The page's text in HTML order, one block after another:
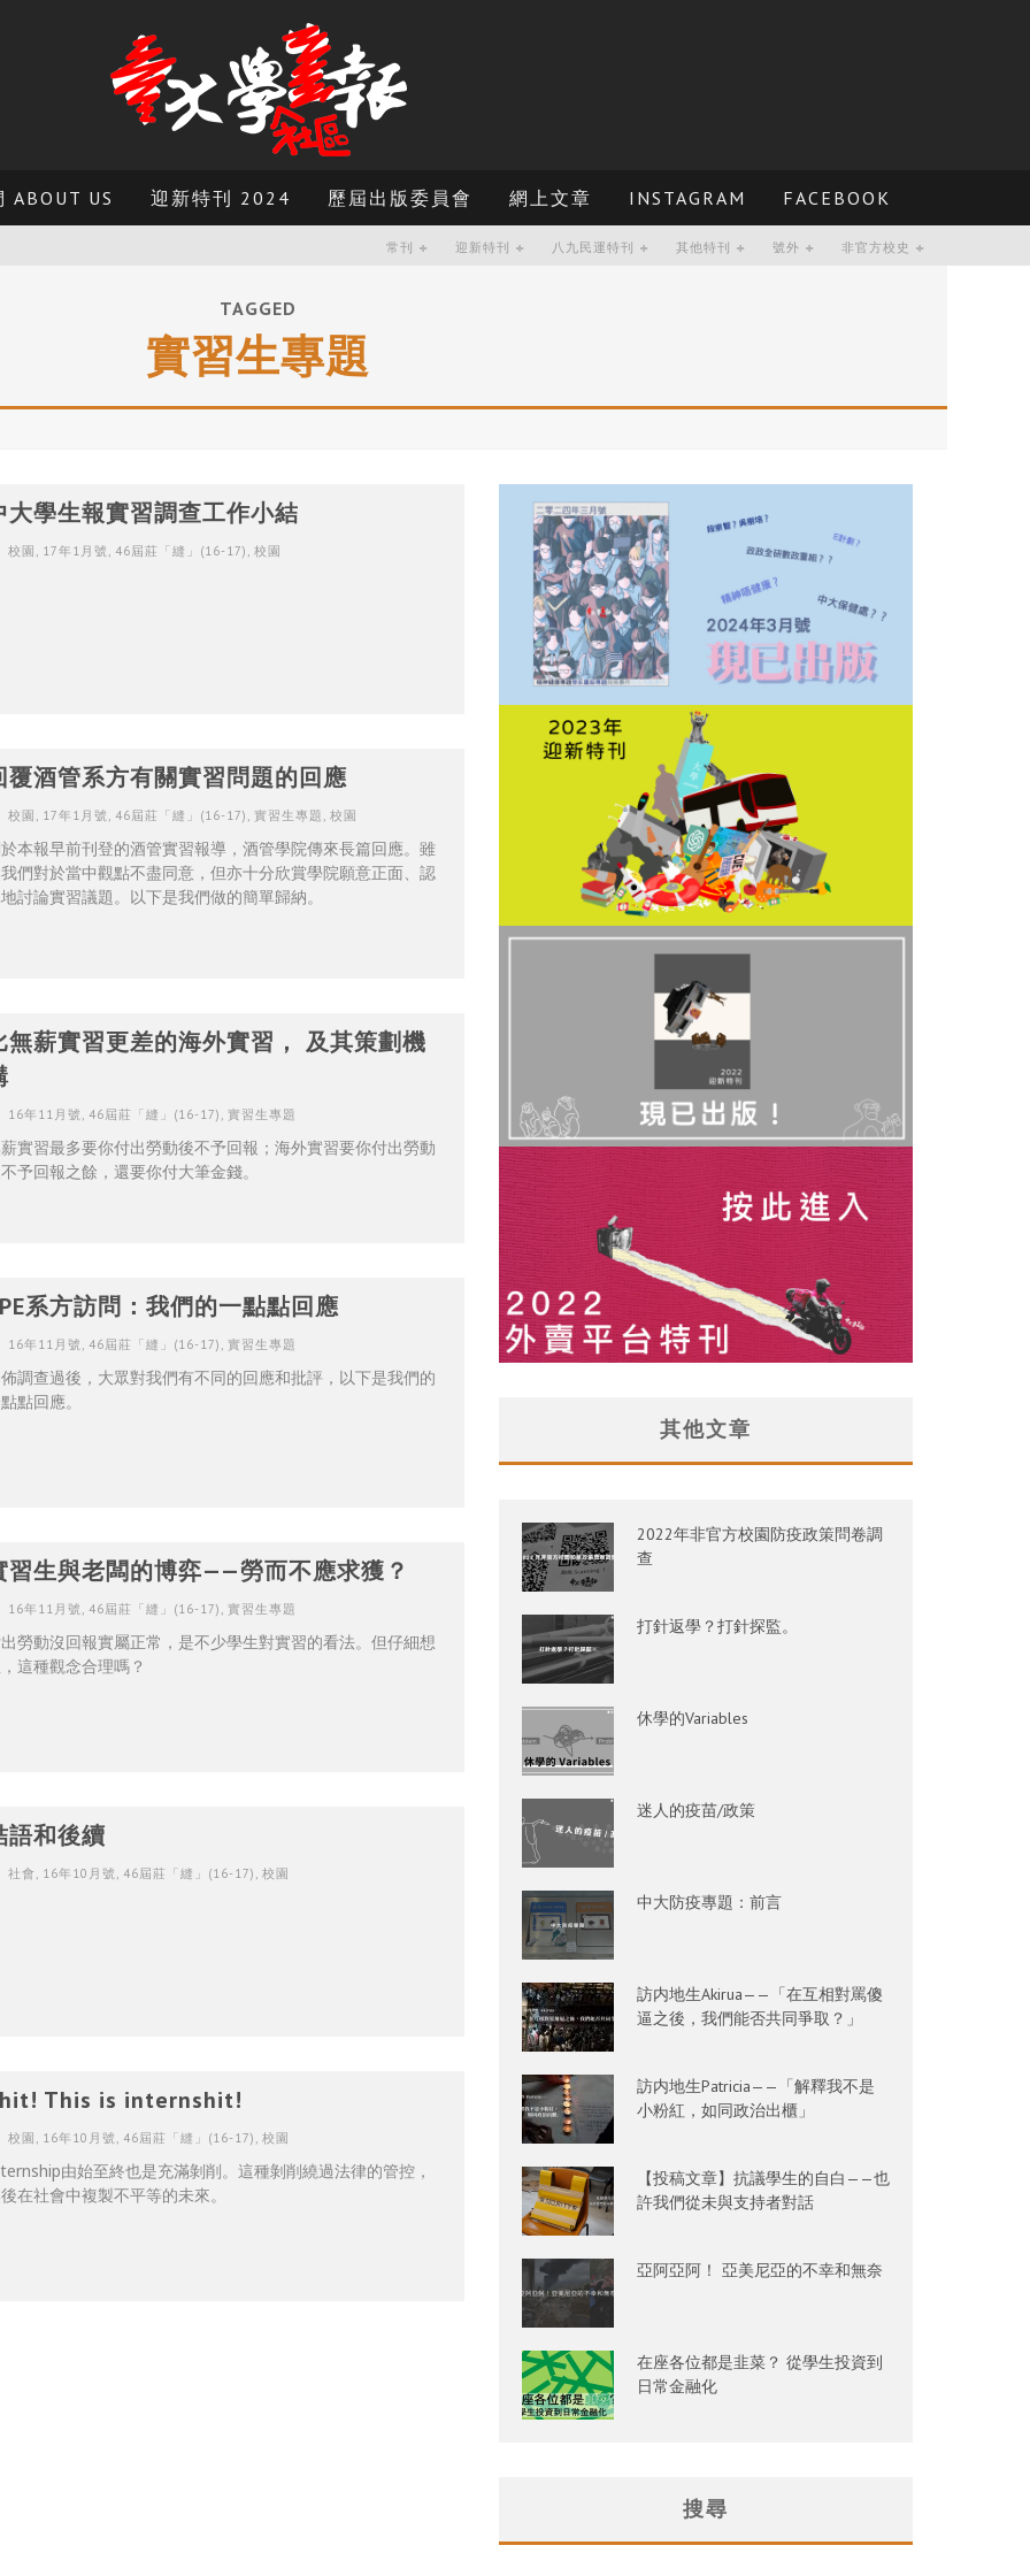
ABOUT US 迎新特刊 2024 歷屆出版委員會 網上文章 INSTAGRAM FACEBOOK
常刊 迎新特刊 八九民運特刊 其他特刊 號外 非官方校史
TAGGED
實習生專題
大學生報實習調查工作小結
校園 , 17年1月號 , 46屆莊「縫」(16-17) , 校園
覆酒管系方有關實習問題的回應
校園 , 17年1月號 , 46屆莊「縫」(16-17) , 實習生專題 , 校園
本報早前刊登的酒管實習報導，酒管學院傳來長篇回應。雖
們對於當中觀點不盡同意，但亦十分欣賞學院願意正面、認
討論實習議題。以下是我們做的簡單歸納。
無薪實習更差的海外實習， 及其策劃機
16年11月號 , 46屆莊「縫」(16-17) , 實習生專題
實習最多要你付出勞動後不予回報；海外實習要你付出勞動
予回報之餘，還要你付大筆金錢。
系方訪問：我們的一點點回應
16年11月號 , 46屆莊「縫」(16-17) , 實習生專題
調查過後，大眾對我們有不同的回應和批評，以下是我們的
點回應。
習生與老闆的博弈——勞而不應求獲？
16年11月號 , 46屆莊「縫」(16-17) , 實習生專題
勞動沒回報實屬正常，是不少學生對實習的看法。但仔細想
這種觀念合理嗎？
語和後續
社會 , 16年10月號 , 46屆莊「縫」(16-17) , 校園
This is internshit!
校園 , 16年10月號 , 46屆莊「縫」(16-17) , 校園
由始至終也是充滿剝削。這種剝削繞過法律的管控，
在社會中複製不平等的未來。
其他文章
2022年非官方校園防疫政策問卷調
查
打針返學？打針探監。
休學的Variables
迷人的疫苗/政策
中大防疫專題：前言
訪内地生Akirua——「在互相對罵傻
逼之後，我們能否共同爭取？」
訪内地生Patricia——「解釋我不是
小粉紅，如同政治出櫃」
【投稿文章】抗議學生的自白——也
許我們從未與支持者對話
亞阿亞阿！ 亞美尼亞的不幸和無奈
在座各位都是韭菜？ 從學生投資到
日常金融化
搜尋